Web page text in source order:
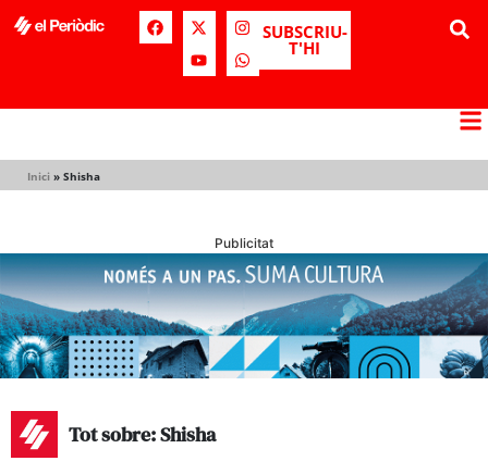
SUBSCRIU-
T'HI
Inici » Shisha
Publicitat
Tot sobre: Shisha